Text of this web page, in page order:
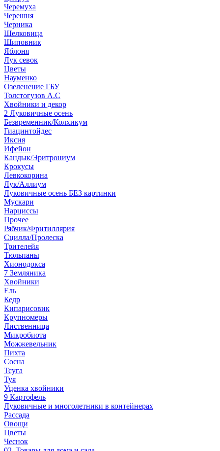
Черемуха
Черешня
Черника
Шелковица
Шиповник
Яблоня
Лук севок
Цветы
Науменко
Озеленение ГБУ
Толстогузов А.С
Хвойники и декор
2 Луковичные осень
Безвременник/Колхикум
Гиацинтойдес
Иксия
Ифейон
Кандык/Эритрониум
Крокусы
Левкокорина
Лук/Аллиум
Луковичные осень БЕЗ картинки
Мускари
Нарциссы
Прочее
Рябчик/Фритиллярия
Сцилла/Пролеска
Трителейя
Тюльпаны
Хионодокса
7 Земляника
Хвойники
Ель
Кедр
Кипарисовик
Крупномеры
Лиственница
Микробиота
Можжевельник
Пихта
Сосна
Тсуга
Туя
Уценка хвойники
9 Картофель
Луковичные и многолетники в контейнерах
Рассада
Овощи
Цветы
Чеснок